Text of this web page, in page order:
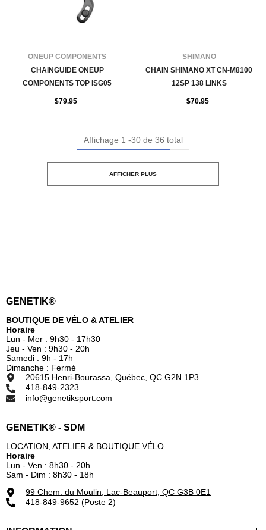
FOURNISSEUR:
ONEUP COMPONENTS
CHAINGUIDE ONEUP
COMPONENTS TOP ISG05
$79.95
FOURNISSEUR:SHIMANO
CHAIN SHIMANO XT CN-M8100
12SP 138 LINKS
$70.95
Affichage 1 -30de 36 total
AFFICHER PLUS
GENETIK®
BOUTIQUE DE VÉLO & ATELIER
Horaire
Lun - Mer : 9h30 - 17h30
Jeu - Ven : 9h30 - 20h
Samedi : 9h - 17h
Dimanche : Fermé
20615 Henri-Bourassa, Québec, QC G2N 1P3
418-849-2323
info@genetiksport.com
GENETIK® - SDM
LOCATION, ATELIER & BOUTIQUE VÉLO
Horaire
Lun - Ven : 8h30 - 20h
Sam - Dim : 8h30 - 18h
99 Chem. du Moulin, Lac-Beauport, QC G3B 0E1
418-849-9652 (Poste 2)